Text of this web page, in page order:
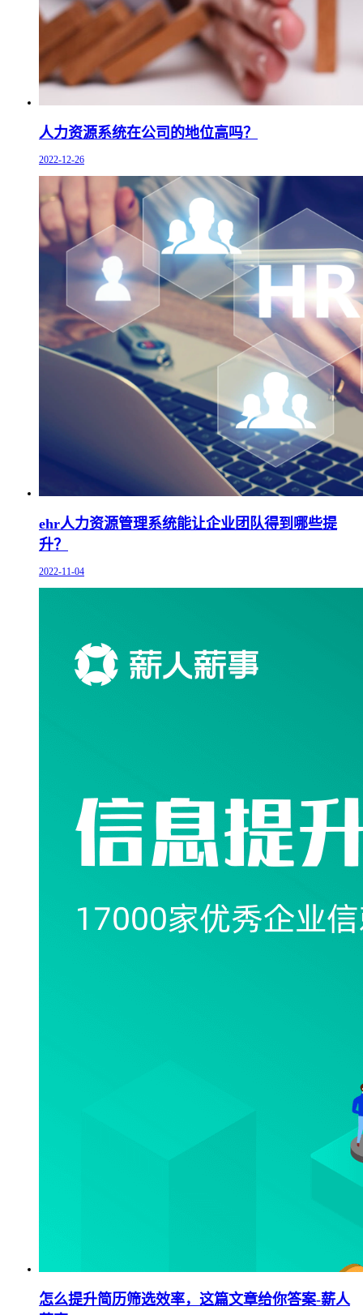
人力资源系统在公司的地位高吗？
2022-12-26
ehr人力资源管理系统能让企业团队得到哪些提
升？
2022-11-04
怎么提升简历筛选效率，这篇文章给你答案-薪人